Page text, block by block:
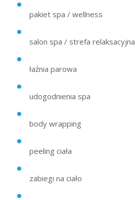
pakiet spa / wellness
salon spa / strefa relaksacyjna
łaźnia parowa
udogodnienia spa
body wrapping
peeling ciała
zabiegi na ciało